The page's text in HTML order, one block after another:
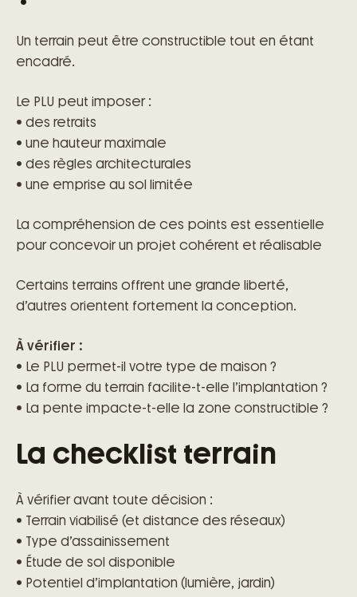
Un terrain peut être constructible tout en étant
encadré.
Le PLU peut imposer :
• des retraits
• une hauteur maximale
• des règles architecturales
• une emprise au sol limitée
La compréhension de ces points est essentielle
pour concevoir un projet cohérent et réalisable
Certains terrains offrent une grande liberté,
d’autres orientent fortement la conception.
À vérifier :
• Le PLU permet-il votre type de maison ?
• La forme du terrain facilite-t-elle l’implantation ?
• La pente impacte-t-elle la zone constructible ?
La checklist terrain
À vérifier avant toute décision :
• Terrain viabilisé (et distance des réseaux)
• Type d’assainissement
• Étude de sol disponible
• Potentiel d’implantation (lumière, jardin)